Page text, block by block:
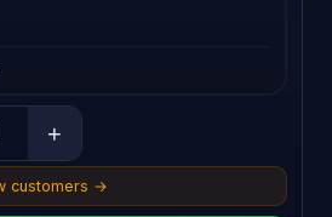
+
customers →